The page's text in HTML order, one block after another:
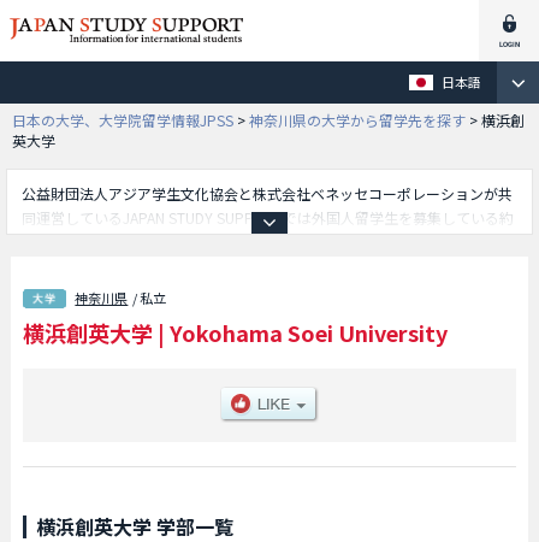
日本語
日本の大学、大学院留学情報JPSS >神奈川県の大学から留学先を探す >横浜創
英大学
公益財団法人アジア学生文化協会と株式会社ベネッセコーポレーションが共
同運営しているJAPAN STUDY SUPPORTでは外国人留学生を募集している約
や、募集定員や合格者数など入試情報、施設案内、アクセスなど外国人留学
生に必要な情報を掲載しているので是非ご利用ください。
神奈川県 / 私立
横浜創英大学 | Yokohama Soei University
横浜創英大学 学部一覧